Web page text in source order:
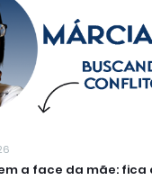
a face da mãe: fica